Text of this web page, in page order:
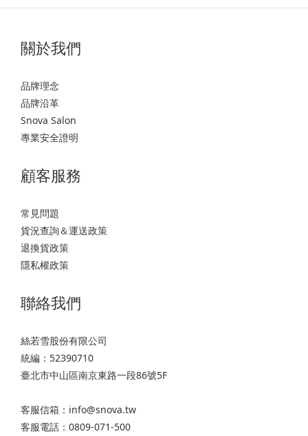
關於我們
品牌理念
品牌沿革
Snova Salon
專業安全證明
顧客服務
常見問題
貨況查詢＆運送政策
退換貨政策
隱私權政策
聯絡我們
絲若雪股份有限公司
統編：52390710
臺北市中山區南京東路一段86號5F
客服信箱：info@snova.tw
客服電話：0809-071-500